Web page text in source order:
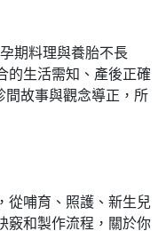
期料理與養胎不長
的生活需知、產後正確
故事與觀念導正，所
從哺育、照護、新生兒
竅和製作流程，關於你